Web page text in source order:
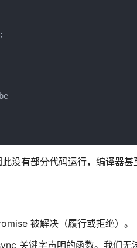
没有部分代码运行，编译器
被解决（履行或拒绝）。
关键字声明的函数。我们无